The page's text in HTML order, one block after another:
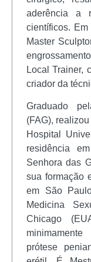
aderência a
científicos. Em
Master
Local Trainer,
criador da
Graduado
(FAG),
Hospital
residência
Senhora das
sua formação
em São
Medicina
Chicago
prótese